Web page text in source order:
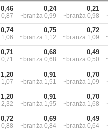
0,46
0,87
0,24
~branża 0,99
0,21
~branża 0,98
0,74
1,06
0,75
~branża 1,12
0,72
~branża 1,09
0,71
0,71
0,68
~branża 0,68
0,49
~branża 0,50
1,20
1,07
0,91
~branża 1,51
0,70
~branża 1,09
1,20
2,32
0,91
~branża 1,95
0,70
~branża 1,68
0,72
0,88
0,69
~branża 0,84
0,49
~branża 0,64